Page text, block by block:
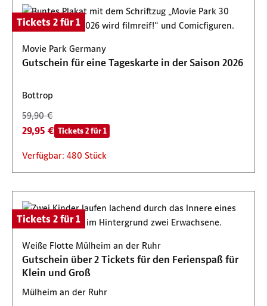
Tickets 2 für 1
Movie Park Germany
Gutschein für eine Tageskarte in der Saison 2026
Bottrop
59,90 €
29,95 € Tickets 2 für 1
Verfügbar: 480 Stück
Tickets 2 für 1
Weiße Flotte Mülheim an der Ruhr
Gutschein über 2 Tickets für den Ferienspaß für
Klein und Groß
Mülheim an der Ruhr